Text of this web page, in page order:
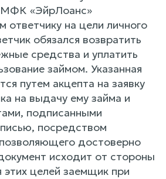
«ЭйрЛоанс»
ответчику на цели личного
обязался возвратить
средства и уплатить
займом. Указанная
путем акцепта на заявку
на выдачу ему займа и
подписанными
посредством
достоверно
исходит от стороны
целей заемщик при